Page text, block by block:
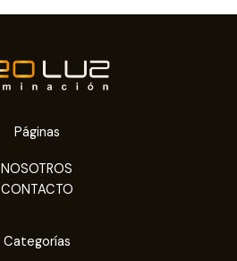
Páginas
NOSOTROS
CONTACTO
Categorías